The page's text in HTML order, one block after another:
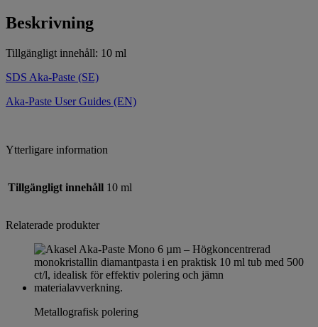
Beskrivning
Tillgängligt innehåll: 10 ml
SDS Aka-Paste (SE)
Aka-Paste User Guides (EN)
Ytterligare information
Tillgängligt innehåll 10 ml
Relaterade produkter
Metallografisk polering